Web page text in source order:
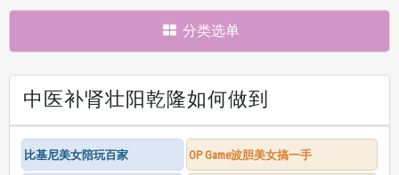
分类选单
中医补肾壮阳乾隆如何做到
比基尼美女陪玩百家 OP Game波胆美女搞一手